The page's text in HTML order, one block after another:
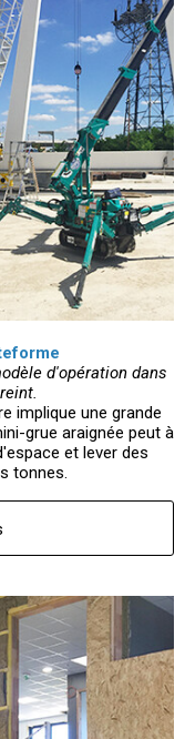
d'opération dans
implique une grande
grue araignée peut à
et lever des
tonnes.